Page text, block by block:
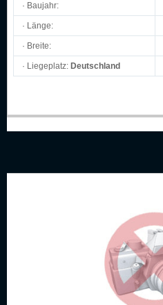
· Baujahr:
· Länge:
· Breite:
· Liegeplatz: Deutschland